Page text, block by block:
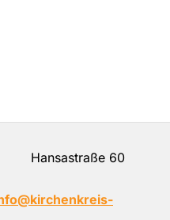
Hansastraße 60